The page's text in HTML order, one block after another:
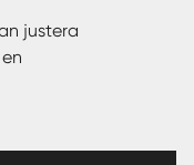
justera